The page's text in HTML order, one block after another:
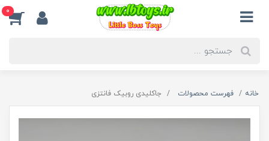
0
خانه فهرست محصولات جاکلیدی روبیک فانتزی